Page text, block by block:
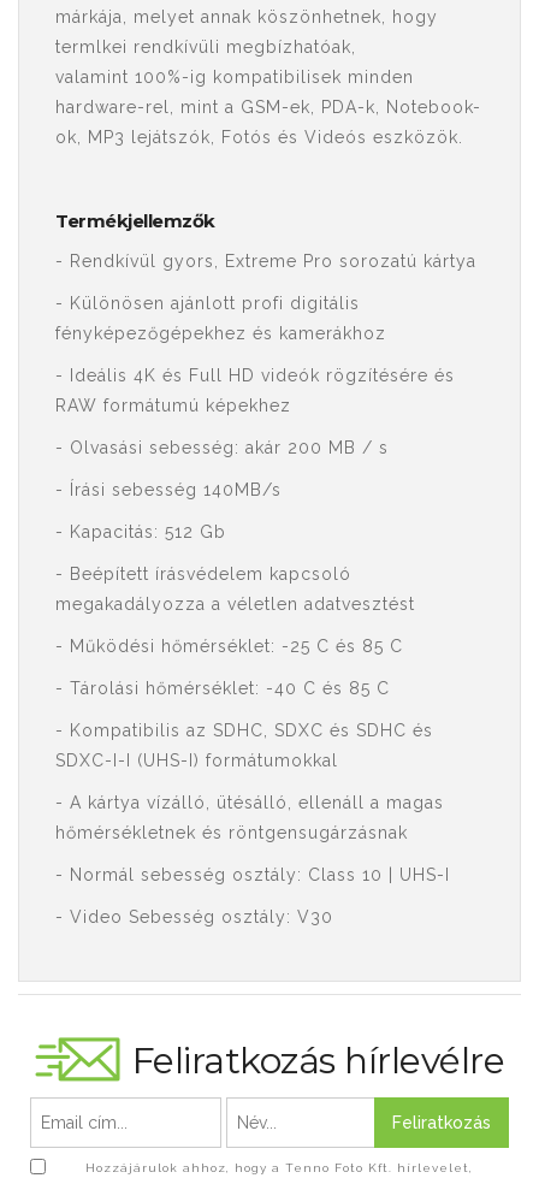
márkája, melyet annak köszönhetnek, hogy
termlkei rendkívüli megbízhatóak,
valamint 100%-ig kompatibilisek minden
hardware-rel, mint a GSM-ek, PDA-k, Notebook-
ok, MP3 lejátszók, Fotós és Videós eszközök.
Termékjellemzők
- Rendkívül gyors, Extreme Pro sorozatú kártya
- Különösen ajánlott profi digitális
fényképezőgépekhez és kamerákhoz
- Ideális 4K és Full HD videók rögzítésére és
RAW formátumú képekhez
- Olvasási sebesség: akár 200 MB / s
- Írási sebesség 140MB/s
- Kapacitás: 512 Gb
- Beépített írásvédelem kapcsoló
megakadályozza a véletlen adatvesztést
- Működési hőmérséklet: -25 C és 85 C
- Tárolási hőmérséklet: -40 C és 85 C
- Kompatibilis az SDHC, SDXC és SDHC és
SDXC-I-I (UHS-I) formátumokkal
- A kártya vízálló, ütésálló, ellenáll a magas
hőmérsékletnek és röntgensugárzásnak
- Normál sebesség osztály: Class 10 | UHS-I
- Video Sebesség osztály: V30
Feliratkozás hírlevélre
Feliratkozás
Hozzájárulok ahhoz, hogy a Tenno Foto Kft. hírlevelet,